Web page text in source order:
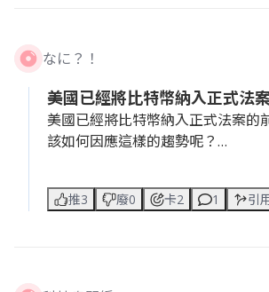
なに？！
美國已經將比特幣納入正式法
美國已經將比特幣納入正式法案的
該如何因應這樣的趨勢呢？
希望政府能將虛擬資產產業的審查
楚，而非A推B、B推A，然後最後原
推3 廢0 卡2 1 引